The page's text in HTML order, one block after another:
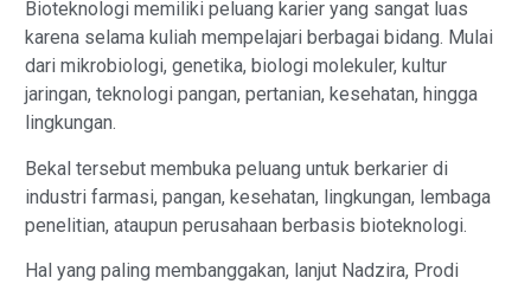
Bioteknologi memiliki peluang karier yang sangat luas
karena selama kuliah mempelajari berbagai bidang. Mulai
dari mikrobiologi, genetika, biologi molekuler, kultur
jaringan, teknologi pangan, pertanian, kesehatan, hingga
lingkungan.
Bekal tersebut membuka peluang untuk berkarier di
industri farmasi, pangan, kesehatan, lingkungan, lembaga
penelitian, ataupun perusahaan berbasis bioteknologi.
Hal yang paling membanggakan, lanjut Nadzira, Prodi